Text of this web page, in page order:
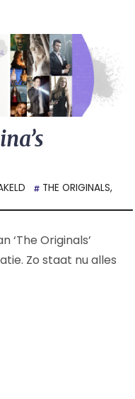
VOOR
ORIGINALS’
GEUPDATE
THE ORIGINALS,
‘The Originals’
Zo staat nu alles